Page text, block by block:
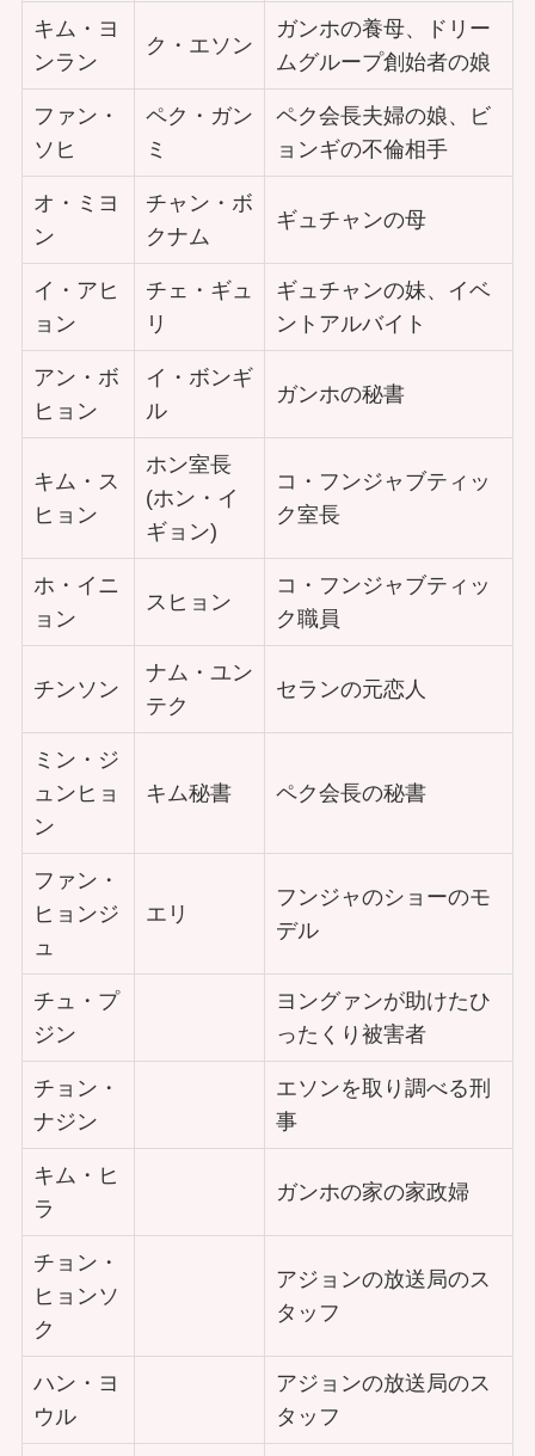
キム・ヨ
ンラン
ク・エソン
ガンホの養母、ドリー
ムグループ創始者の娘
ファン・
ソヒ
ペク・ガン
ミ
ペク会長夫婦の娘、ビ
ョンギの不倫相手
オ・ミヨ
ン
チャン・ボ
クナム
ギュチャンの母
イ・アヒ
ョン
チェ・ギュ
リ
ギュチャンの妹、イベ
ントアルバイト
アン・ボ
ヒョン
イ・ボンギ
ル
ガンホの秘書
キム・ス
ヒョン
ホン室長
(ホン・イ
ギョン)
コ・フンジャブティッ
ク室長
ホ・イニ
ョン
スヒョン
コ・フンジャブティッ
ク職員
チンソン
ナム・ユン
テク
セランの元恋人
ミン・ジ
ュンヒョ
ン
キム秘書 ペク会長の秘書
ファン・
ヒョンジ
ュ
エリ
フンジャのショーのモ
デル
チュ・プ
ジン
ヨングァンが助けたひ
ったくり被害者
チョン・
ナジン
エソンを取り調べる刑
事
キム・ヒ
ラ
ガンホの家の家政婦
チョン・
ヒョンソ
ク
アジョンの放送局のス
タッフ
ハン・ヨ
ウル
アジョンの放送局のス
タッフ